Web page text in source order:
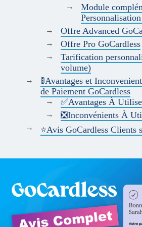
Module
Offre Advanced
Offre Pro GoCardless
Tarification
volume)
🚦Avantages et
de Paiement GoCardless
✅Avantages À
❎Inconvénients À
⭐Avis GoCardless Clients